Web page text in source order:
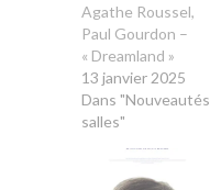
Agathe Roussel,
Paul Gourdon –
« Dreamland »
13 janvier 2025
Dans "Nouveautés
salles"